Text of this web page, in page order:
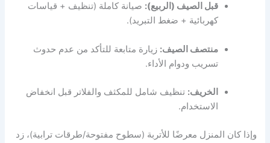
قبل الصيف (الربيع): صيانة كاملة (تنظيف + قياسات
كهربائية + ضغط التبريد).
منتصف الصيف: زيارة متابعة للتأكد من عدم حدوث
تسريب ودوام الأداء.
الخريف: تنظيف شامل للمكثف والفلاتر قبل انخفاض
الاستخدام.
وإذا كان المنزل معرضًا للأتربة (سطوح مفتوحة/طرقات ترابية)، زد